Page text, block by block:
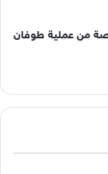
من عملية طوفان